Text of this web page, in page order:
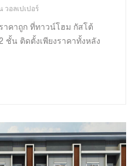
วอลเปเปอร์
าคาถูก ที่ทาวน์โฮม กัสโต้
ชั้น ติดตั้งเพียงราคาทั้งหลัง